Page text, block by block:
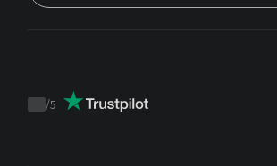
Trustpilot
/5